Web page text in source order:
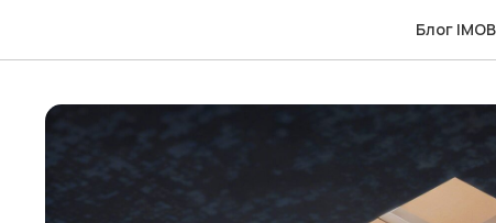
Блог